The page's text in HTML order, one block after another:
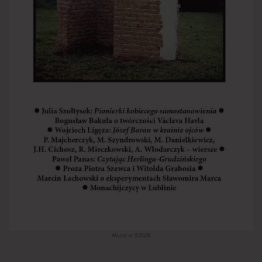
Akcent nr 3/2026